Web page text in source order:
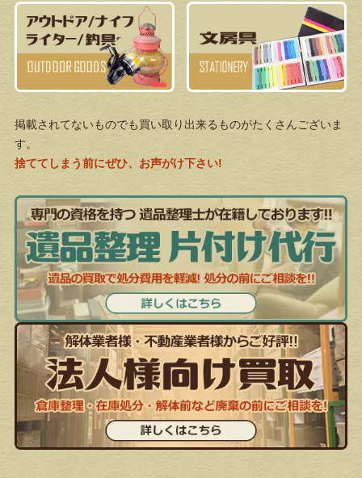
掲載されてないものでも買い取り出来るものがたくさんございま
す。
捨ててしまう前にぜひ、お声がけ下さい!